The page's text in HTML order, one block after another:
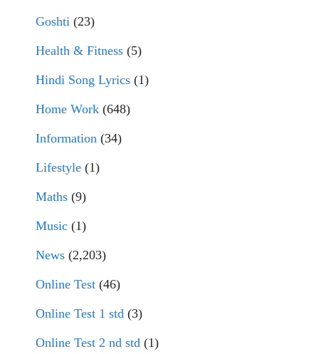
Goshti (23)
Health & Fitness (5)
Hindi Song Lyrics (1)
Home Work (648)
Information (34)
Lifestyle (1)
Maths (9)
Music (1)
News (2,203)
Online Test (46)
Online Test 1 std (3)
Online Test 2 nd std (1)